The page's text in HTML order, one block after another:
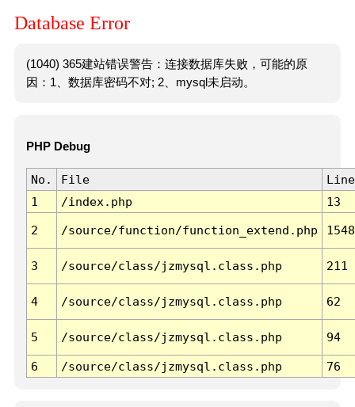
Database Error
(1040) 365建站错误警告：连接数据库失败，可能的原
因：1、数据库密码不对; 2、mysql未启动。
PHP Debug
No. File
Line
1
/index.php 13
2 /source/function/function_extend.php 1548
3 /source/class/jzmysql.class.php 211
4 /source/class/jzmysql.class.php 62
5 /source/class/jzmysql.class.php 94
6 /source/class/jzmysql.class.php 76